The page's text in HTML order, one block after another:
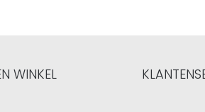
WINKEL